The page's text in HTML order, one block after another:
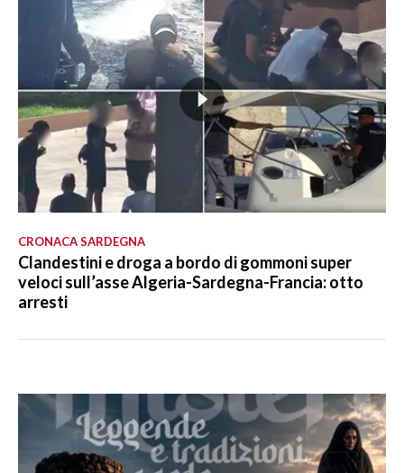
CRONACA SARDEGNA
Clandestini e droga a bordo di gommoni super
veloci sull’asse Algeria-Sardegna-Francia: otto
arresti